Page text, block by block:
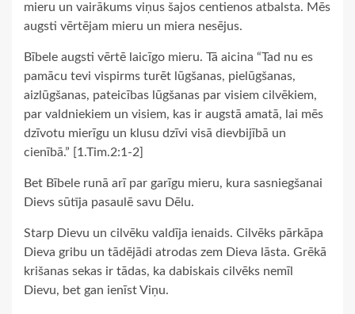
mieru un vairākums viņus šajos centienos atbalsta. Mēs
augsti vērtējam mieru un miera nesējus.
Bībele augsti vērtē laicīgo mieru. Tā aicina “Tad nu es
pamācu tevi vispirms turēt lūgšanas, pielūgšanas,
aizlūgšanas, pateicības lūgšanas par visiem cilvēkiem,
par valdniekiem un visiem, kas ir augstā amatā, lai mēs
dzīvotu mierīgu un klusu dzīvi visā dievbijībā un
cienībā.” [1.Tim.2:1-2]
Bet Bībele runā arī par garīgu mieru, kura sasniegšanai
Dievs sūtīja pasaulē savu Dēlu.
Starp Dievu un cilvēku valdīja ienaids. Cilvēks pārkāpa
Dieva gribu un tādējādi atrodas zem Dieva lāsta. Grēkā
krišanas sekas ir tādas, ka dabiskais cilvēks nemīl
Dievu, bet gan ienīst Viņu.